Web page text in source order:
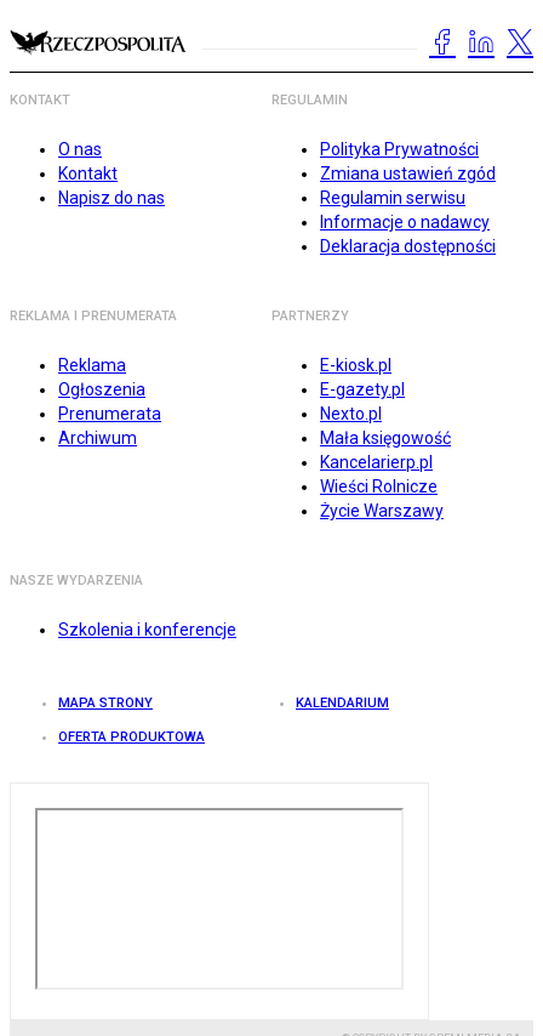
KONTAKT
O nas
Kontakt
Napisz do nas
REGULAMIN
Polityka Prywatności
Zmiana ustawień zgód
Regulamin serwisu
Informacje o nadawcy
Deklaracja dostępności
REKLAMA I PRENUMERATA
Reklama
Ogłoszenia
Prenumerata
Archiwum
PARTNERZY
E-kiosk.pl
E-gazety.pl
Nexto.pl
Mała księgowość
Kancelarierp.pl
Wieści Rolnicze
Życie Warszawy
NASZE WYDARZENIA
Szkolenia i konferencje
MAPA STRONY KALENDARIUM
OFERTA PRODUKTOWA